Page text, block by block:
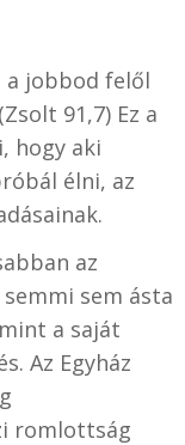
a jobbod felől
91,7) Ez a
hogy aki
élni, az
az
sem ásta
a saját
Az Egyház
romlottság